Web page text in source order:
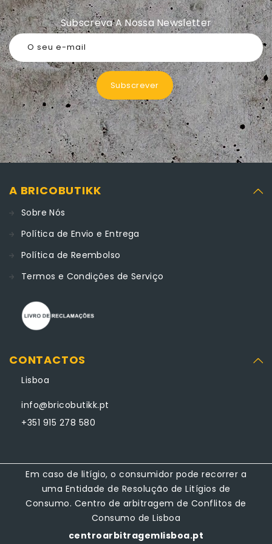
Subscreva A Nossa Newsletter
O seu e-mail
Subscrever
A BRICOBUTIKK
Sobre Nós
Política de Envio e Entrega
Política de Reembolso
Termos e Condições de Serviço
CONTACTOS
Lisboa
info@bricobutikk.pt
+351 915 278 580
Em caso de litígio, o consumidor pode recorrer a
uma Entidade de Resolução de Litígios de
Consumo. Centro de arbitragem de Conflitos de
Consumo de Lisboa
centroarbitragemlisboa.pt